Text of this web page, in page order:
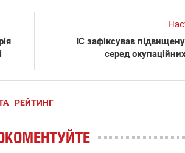
ІС зафіксував
серед
РЕЙТИНГ